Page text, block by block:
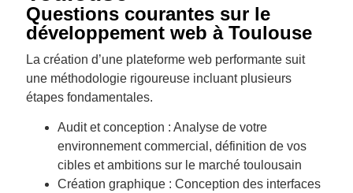
Questions courantes sur le
développement web à Toulouse
La création d’une plateforme web performante suit
une méthodologie rigoureuse incluant plusieurs
étapes fondamentales.
Audit et conception : Analyse de votre
environnement commercial, définition de vos
cibles et ambitions sur le marché toulousain
Création graphique : Conception des interfaces